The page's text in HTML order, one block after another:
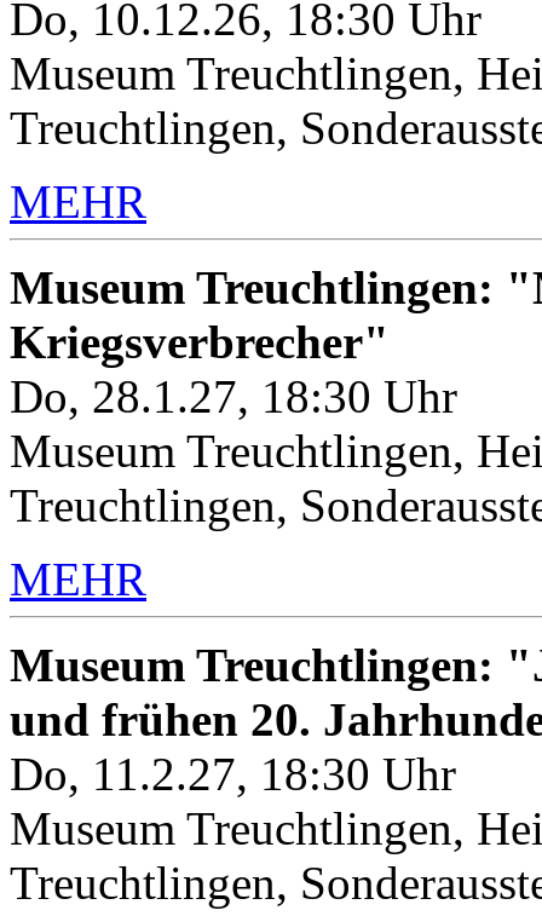
Do, 10.12.26, 18:30 Uhr
Museum Treuchtlingen,
Treuchtlingen,
MEHR
Museum Treuchtlingen:
Kriegsverbrecher"
Do, 28.1.27, 18:30 Uhr
Museum Treuchtlingen,
Treuchtlingen,
MEHR
Museum Treuchtlingen:
und frühen 20.
Do, 11.2.27, 18:30 Uhr
Museum Treuchtlingen,
Treuchtlingen,